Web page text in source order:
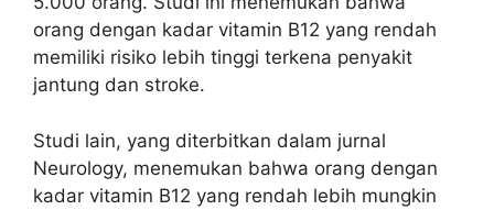
orang dengan kadar vitamin B12 yang rendah
memiliki risiko lebih tinggi terkena penyakit
jantung dan stroke.
Studi lain, yang diterbitkan dalam jurnal
Neurology, menemukan bahwa orang dengan
kadar vitamin B12 yang rendah lebih mungkin